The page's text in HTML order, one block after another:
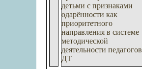
детьми с признаками
одарённости как
приоритетного
направления в системе
методической
деятельности педагогов
ДТ